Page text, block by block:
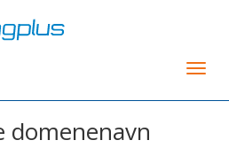
domenenavn